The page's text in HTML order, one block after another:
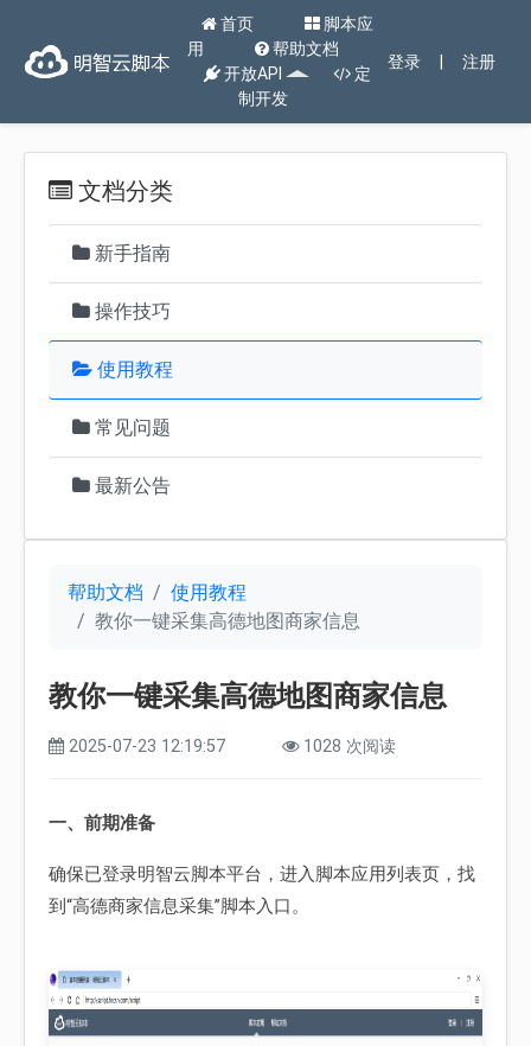
首页
脚本应
用
帮助文档
开放API
定
制开发
登录 | 注册
文档分类
新手指南
操作技巧
使用教程
常见问题
最新公告
帮助文档
使用教程
教你一键采集高德地图商家信息
教你一键采集高德地图商家信息
2025-07-23 12:19:57 1028 次阅读
一、前期准备
确保已登录明智云脚本平台，进入脚本应用列表页，找
到“高德商家信息采集”脚本入口。